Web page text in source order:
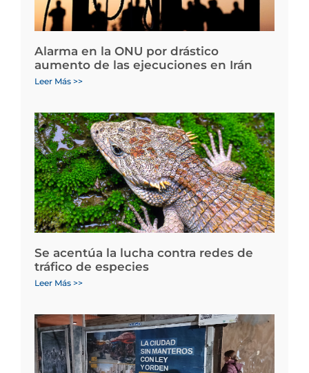
Alarma en la ONU por drástico
aumento de las ejecuciones en Irán
Leer Más >>
Se acentúa la lucha contra redes de
tráfico de especies
Leer Más >>